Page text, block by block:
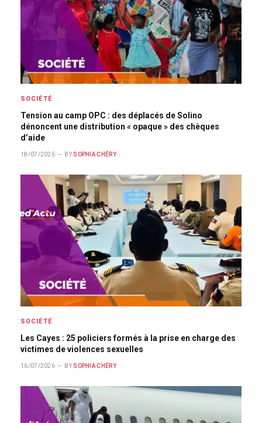
SOCIÉTÉ
Tension au camp OPC : des déplacés de Solino
dénoncent une distribution « opaque » des chèques
d’aide
18/07/2026 BY SOPHIA CHÉRY
SOCIÉTÉ
Les Cayes : 25 policiers formés à la prise en charge des
victimes de violences sexuelles
16/07/2026 BY SOPHIA CHÉRY